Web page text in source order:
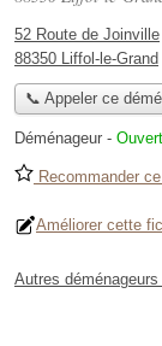
52 Route de Joinville
88350 Liffol-le-Grand
📞 Appeler ce
Déménageur -
Recommander
Améliorer cette
Autres